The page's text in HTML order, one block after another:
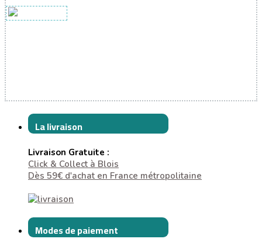
La livraison
Livraison Gratuite :
Click & Collect à Blois
Dès 59€ d'achat en France métropolitaine
Modes de paiement